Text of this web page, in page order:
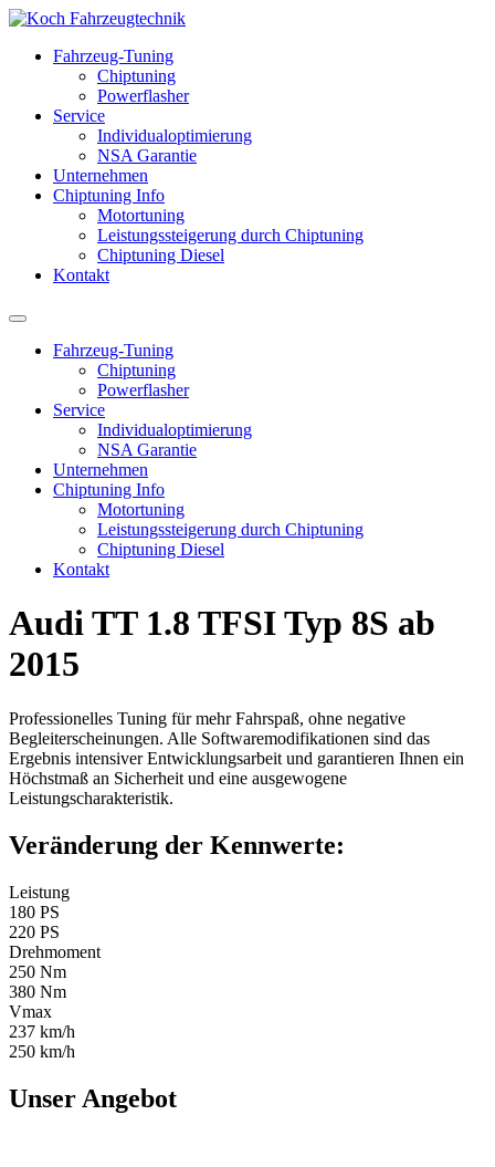
Fahrzeug-Tuning
Chiptuning
Powerflasher
Service
Individualoptimierung
NSA Garantie
Unternehmen
Chiptuning Info
Motortuning
Leistungssteigerung durch Chiptuning
Chiptuning Diesel
Kontakt
Fahrzeug-Tuning
Chiptuning
Powerflasher
Service
Individualoptimierung
NSA Garantie
Unternehmen
Chiptuning Info
Motortuning
Leistungssteigerung durch Chiptuning
Chiptuning Diesel
Kontakt
Audi TT 1.8 TFSI Typ 8S ab
2015
Professionelles Tuning für mehr Fahrspaß, ohne negative
Begleiterscheinungen. Alle Softwaremodifikationen sind das
Ergebnis intensiver Entwicklungsarbeit und garantieren Ihnen ein
Höchstmaß an Sicherheit und eine ausgewogene
Leistungscharakteristik.
Veränderung der Kennwerte:
Leistung
180 PS
220 PS
Drehmoment
250 Nm
380 Nm
Vmax
237 km/h
250 km/h
Unser Angebot